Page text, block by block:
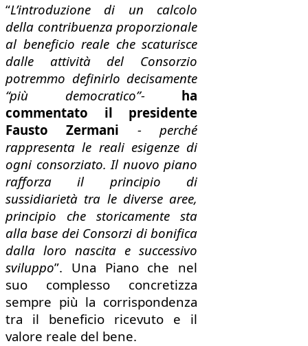
“L’introduzione di un calcolo
della contribuenza proporzionale
al beneficio reale che scaturisce
dalle attività del Consorzio
potremmo definirlo decisamente
“più democratico”- ha
commentato il presidente
Fausto Zermani - perché
rappresenta le reali esigenze di
ogni consorziato. Il nuovo piano
rafforza il principio di
sussidiarietà tra le diverse aree,
principio che storicamente sta
alla base dei Consorzi di bonifica
dalla loro nascita e successivo
sviluppo”. Una Piano che nel
suo complesso concretizza
sempre più la corrispondenza
tra il beneficio ricevuto e il
valore reale del bene.